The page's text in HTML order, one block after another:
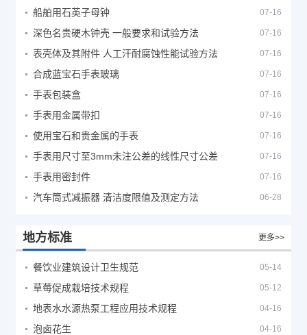
船舶用石英子母钟 07-16
深色名贵硬木钟壳 一般要求和试验方法 07-16
表壳体及其附件 人工汗耐腐蚀性能试验方法 07-16
合成蓝宝石手表玻璃 07-16
手表包装盒 07-16
手表用金属带扣 07-16
使用宝石和贵金属的手表 07-16
手表用尺寸至3mm未注公差的线性尺寸公差 07-16
手表用密封件 07-16
汽车筒式减振器 清洁度限值及测定方法 06-28
地方标准 更多>>
餐饮业建筑设计卫生规范 05-14
草莓促成栽培技术规程 05-12
地表水水源热泵工程应用技术规程 04-16
泡卤花生 04-16